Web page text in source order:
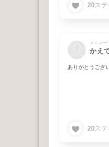
20ステ
メニュー/
かえ
ありがとうござ
20ステ